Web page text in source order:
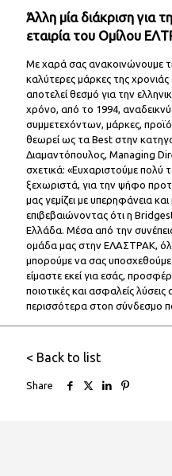
Άλλη μία διάκριση για
εταιρία του Ομίλου
Με χαρά σας ανακοινώνουμε
καλύτερες μάρκες της
αποτελεί θεσμό για την
χρόνο, από το 1994,
συμμετεχόντων, μάρκες,
θεωρεί ως τα Best στην
Διαμαντόπουλος, Managing
σχετικά: «Ευχαριστούμε πολύ
ξεχωριστά, για την ψήφο
μας γεμίζει με υπερηφάνεια
επιβεβαιώνοντας ότι η
Ελλάδα. Μέσα από την
ομάδα μας στην ΕΛΑΣΤΡΑΚ,
μπορούμε να σας
είμαστε εκεί για εσάς,
ποιοτικές και ασφαλείς
περισσότερα στοn σύνδεσμο
< Back to list
Share